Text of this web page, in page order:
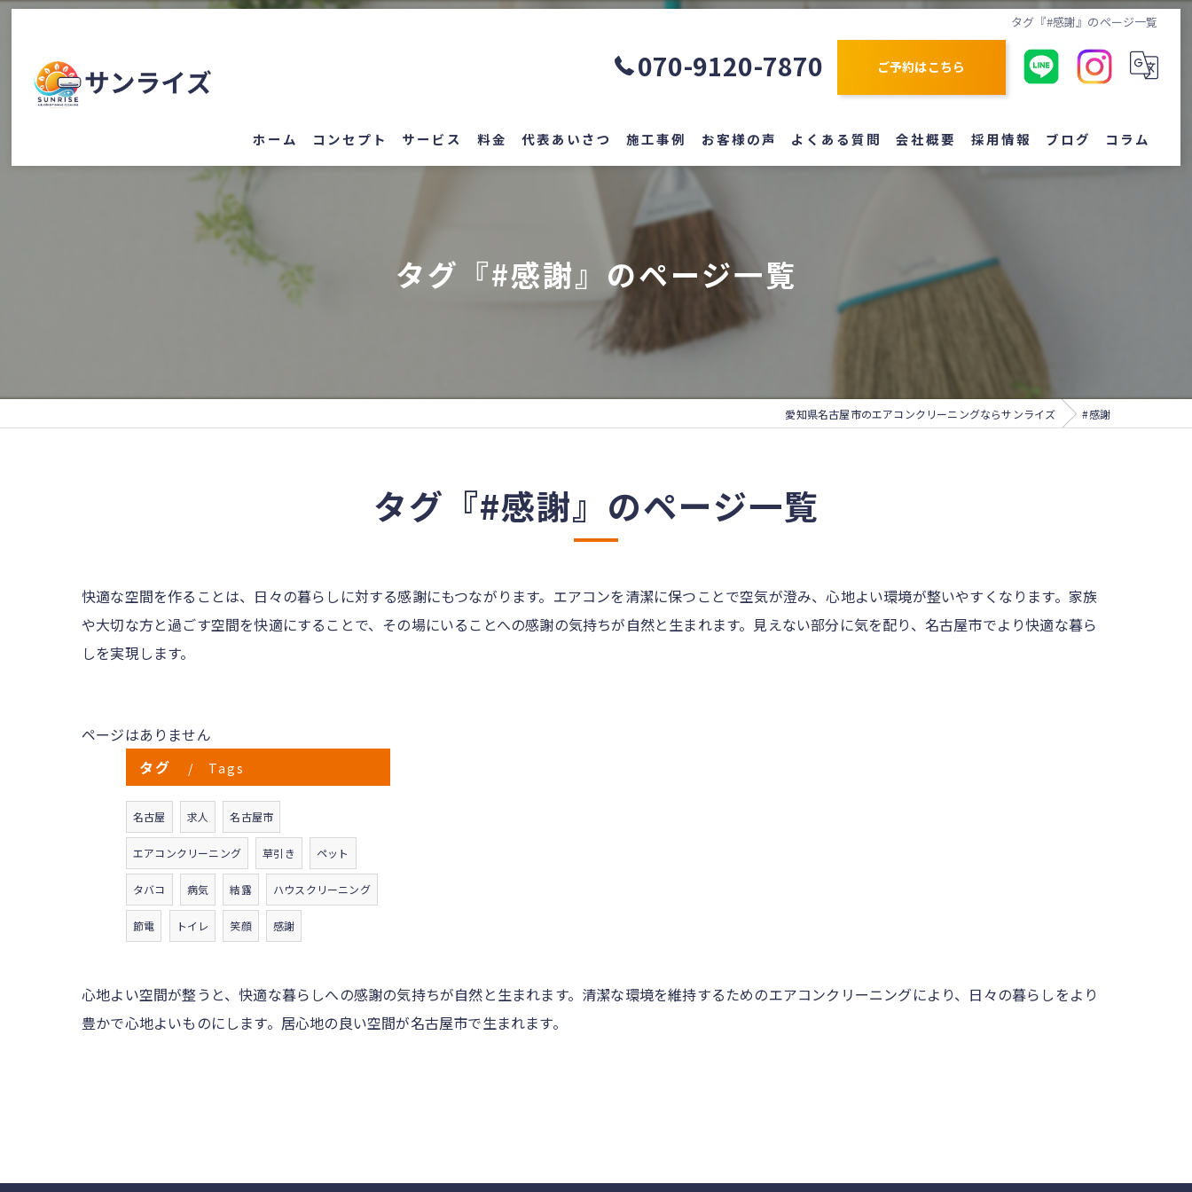
タグ『#感謝』のページ一覧
070-9120-7870 ご予約はこちら
ホーム コンセプト サービス 料金 代表あいさつ 施工事例 お客様の声 よくある質問 会社概要 採用情報 ブログ コラム
タグ『#感謝』のページ一覧
愛知県名古屋市のエアコンクリーニングならサンライズ #感謝
タグ『#感謝』のページ一覧
快適な空間を作ることは、日々の暮らしに対する感謝にもつながります。エアコンを清潔に保つことで空気が澄み、心地よい環境が整いやすくなります。家族
や大切な方と過ごす空間を快適にすることで、その場にいることへの感謝の気持ちが自然と生まれます。見えない部分に気を配り、名古屋市でより快適な暮ら
しを実現します。
ページはありません
タグ
Tags
名古屋 求人 名古屋市
エアコンクリーニング 草引き ペット
タバコ 病気 結露 ハウスクリーニング
節電 トイレ 笑顔 感謝
心地よい空間が整うと、快適な暮らしへの感謝の気持ちが自然と生まれます。清潔な環境を維持するためのエアコンクリーニングにより、日々の暮らしをより
豊かで心地よいものにします。居心地の良い空間が名古屋市で生まれます。